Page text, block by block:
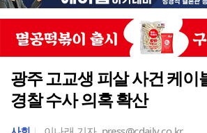
광주 고교생 피살 사건 케이
경찰 수사 의혹 확산